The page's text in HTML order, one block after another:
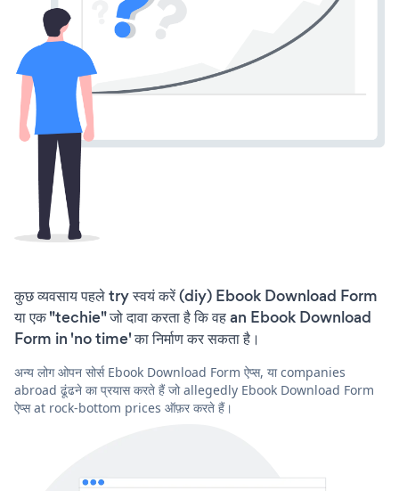
कुछ व्यवसाय पहले try स्वयं करें (diy) Ebook Download Form
या एक "techie" जो दावा करता है कि वह an Ebook Download
Form in 'no time' का निर्माण कर सकता है।
अन्य लोग ओपन सोर्स Ebook Download Form ऐप्स, या companies
abroad ढूंढने का प्रयास करते हैं जो allegedly Ebook Download Form
ऐप्स at rock-bottom prices ऑफ़र करते हैं।